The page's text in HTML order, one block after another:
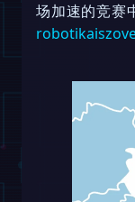
场加速的竞赛